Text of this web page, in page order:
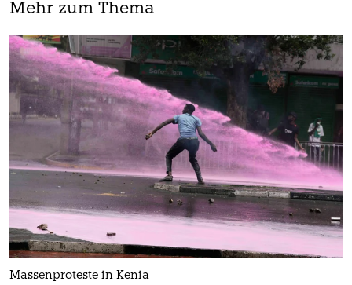
Mehr zum Thema
Massenproteste in Kenia